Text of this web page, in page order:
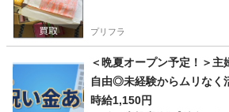
プリフラ
＜晩夏オープン予定！＞
自由◎未経験からムリなく
【精肉スタッフ】
時給1,150円